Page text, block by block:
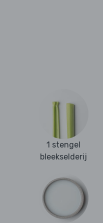
1 stengel
bleekselderij